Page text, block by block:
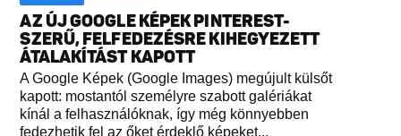
AZ ÚJ GOOGLE KÉPEK PINTEREST-
SZERŰ, FELFEDEZÉSRE KIHEGYEZETT
ÁTALAKÍTÁST KAPOTT
A Google Képek (Google Images) megújult külsőt
kapott: mostantól személyre szabott galériákat
kínál a felhasználóknak, így még könnyebben
fedezhetik fel az őket érdeklő képeket...